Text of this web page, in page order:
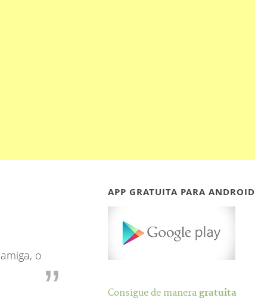
o
APP GRATUITA PARA ANDROID
Consigue de maneragratuita